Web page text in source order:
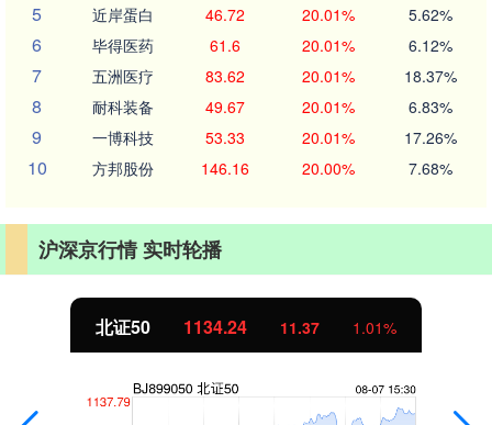
5 近岸蛋白 46.72 20.01% 5.62%
6 毕得医药 61.6 20.01% 6.12%
7 五洲医疗 83.62 20.01% 18.37%
8 耐科装备 49.67 20.01% 6.83%
9 一博科技 53.33 20.01% 17.26%
10 方邦股份 146.16 20.00% 7.68%
沪深京行情 实时轮播
北证50 1134.24 11.37 1.01%